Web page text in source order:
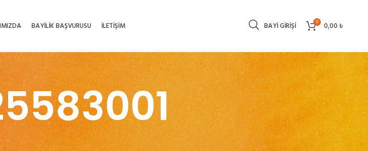
BAYİLİK BAŞVURUSU İLETİŞİM BAYI GIRIŞI 0 0,00₺